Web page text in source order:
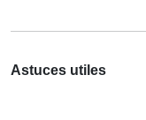
Astuces utiles